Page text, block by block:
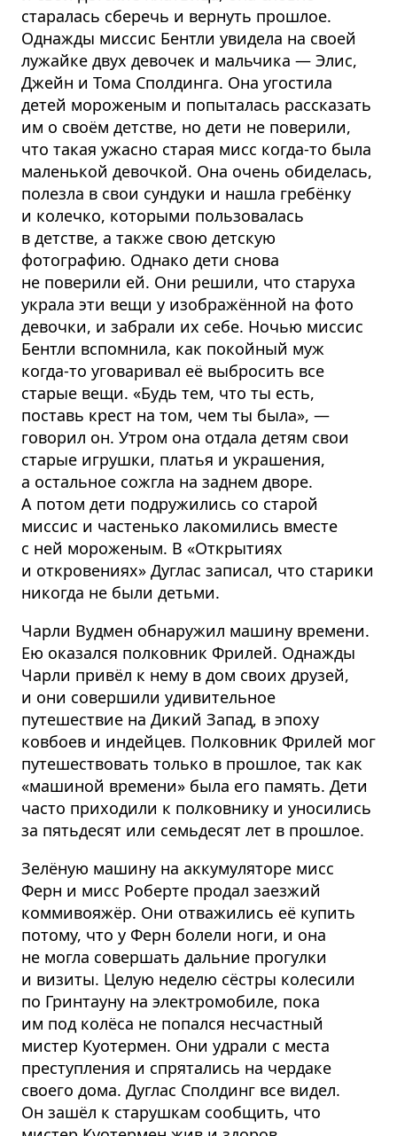
старалась сберечь и вернуть прошлое.
Однажды миссис Бентли увидела на своей
лужайке двух девочек и мальчика — Элис,
Джейн и Тома Сполдинга. Она угостила
детей мороженым и попыталась рассказать
им о своём детстве, но дети не поверили,
что такая ужасно старая мисс когда-то была
маленькой девочкой. Она очень обиделась,
полезла в свои сундуки и нашла гребёнку
и колечко, которыми пользовалась
в детстве, а также свою детскую
фотографию. Однако дети снова
не поверили ей. Они решили, что старуха
украла эти вещи у изображённой на фото
девочки, и забрали их себе. Ночью миссис
Бентли вспомнила, как покойный муж
когда-то уговаривал её выбросить все
старые вещи. «Будь тем, что ты есть,
поставь крест на том, чем ты была», —
говорил он. Утром она отдала детям свои
старые игрушки, платья и украшения,
а остальное сожгла на заднем дворе.
А потом дети подружились со старой
миссис и частенько лакомились вместе
с ней мороженым. В «Открытиях
и откровениях» Дуглас записал, что старики
никогда не были детьми.
Чарли Вудмен обнаружил машину времени.
Ею оказался полковник Фрилей. Однажды
Чарли привёл к нему в дом своих друзей,
и они совершили удивительное
путешествие на Дикий Запад, в эпоху
ковбоев и индейцев. Полковник Фрилей мог
путешествовать только в прошлое, так как
«машиной времени» была его память. Дети
часто приходили к полковнику и уносились
за пятьдесят или семьдесят лет в прошлое.
Зелёную машину на аккумуляторе мисс
Ферн и мисс Роберте продал заезжий
коммивояжёр. Они отважились её купить
потому, что у Ферн болели ноги, и она
не могла совершать дальние прогулки
и визиты. Целую неделю сёстры колесили
по Гринтауну на электромобиле, пока
им под колёса не попался несчастный
мистер Куотермен. Они удрали с места
преступления и спрятались на чердаке
своего дома. Дуглас Сполдинг все видел.
Он зашёл к старушкам сообщить, что